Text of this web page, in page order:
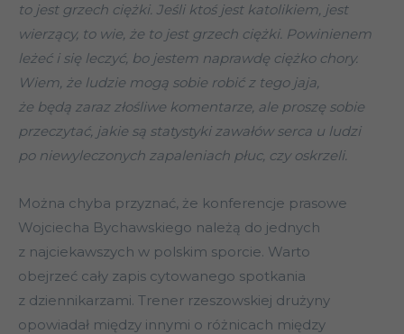
to jest grzech ciężki. Jeśli ktoś jest katolikiem, jest
wierzący, to wie, że to jest grzech ciężki. Powinienem
leżeć i się leczyć, bo jestem naprawdę ciężko chory.
Wiem, że ludzie mogą sobie robić z tego jaja,
że będą zaraz złośliwe komentarze, ale proszę sobie
przeczytać, jakie są statystyki zawałów serca u ludzi
po niewyleczonych zapaleniach płuc, czy oskrzeli.
Można chyba przyznać, że konferencje prasowe
Wojciecha Bychawskiego należą do jednych
z najciekawszych w polskim sporcie. Warto
obejrzeć cały zapis cytowanego spotkania
z dziennikarzami. Trener rzeszowskiej drużyny
opowiadał między innymi o różnicach między